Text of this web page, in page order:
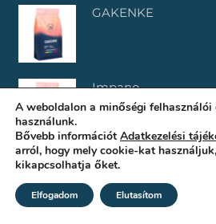
GAKENKE
Impano
© 2025 –Twenty Eight by Hernyák Gábor
A weboldalon a minőségi felhasználói
használunk.
Bővebb információt Adatkezelési
arról, hogy mely cookie-kat
kikapcsolhatja őket.
Elfogadom Elutasítom